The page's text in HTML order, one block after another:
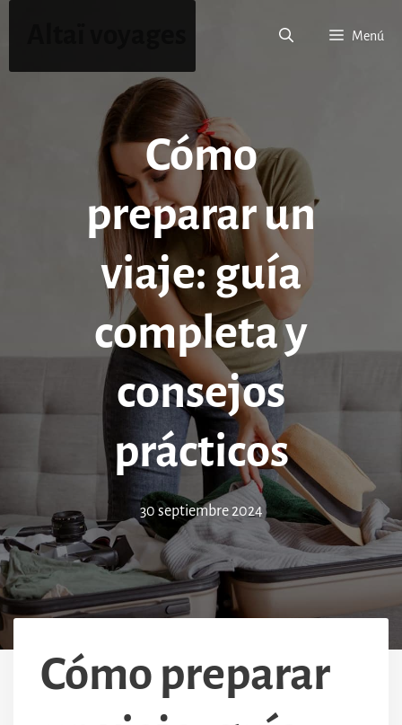
Menú
Cómo
preparar un
viaje: guía
completa y
consejos
prácticos
30 septiembre 2024
Cómo preparar